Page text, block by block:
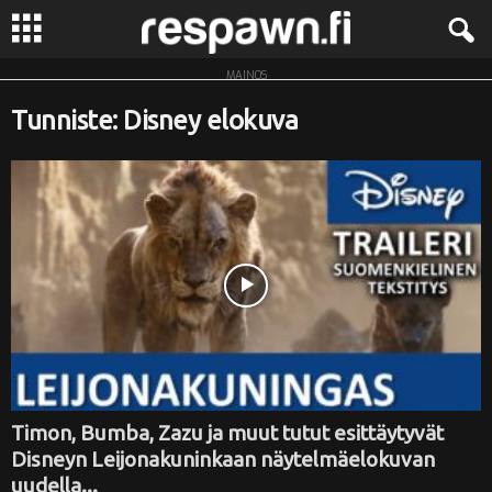
R
MAINOS
Tunniste: Disney elokuva
Timon, Bumba, Zazu ja muut tutut esittäytyvät
Disneyn Leijonakuninkaan näytelmäelokuvan
uudella...